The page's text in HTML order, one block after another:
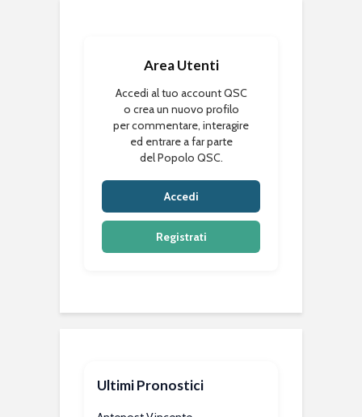
Area Utenti
Accedi al tuo account QSC
o crea un nuovo profilo
per commentare, interagire
ed entrare a far parte
del Popolo QSC.
Accedi
Registrati
Ultimi Pronostici